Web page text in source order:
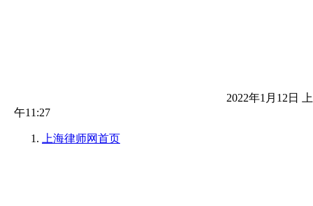
2022年1月12日 上
午11:27
上海律师网首页